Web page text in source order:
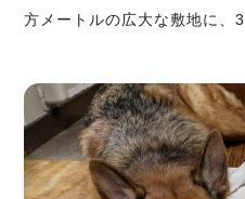
方メートルの広大な敷地に、